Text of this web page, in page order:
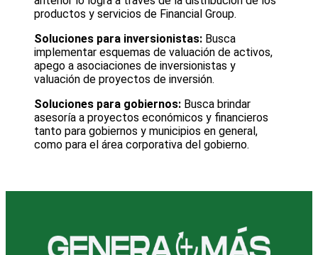
productos y servicios de Financial Group.
Soluciones para inversionistas: Busca
implementar esquemas de valuación de activos,
apego a asociaciones de inversionistas y
valuación de proyectos de inversión.
Soluciones para gobiernos: Busca brindar
asesoría a proyectos económicos y financieros
tanto para gobiernos y municipios en general,
como para el área corporativa del gobierno.